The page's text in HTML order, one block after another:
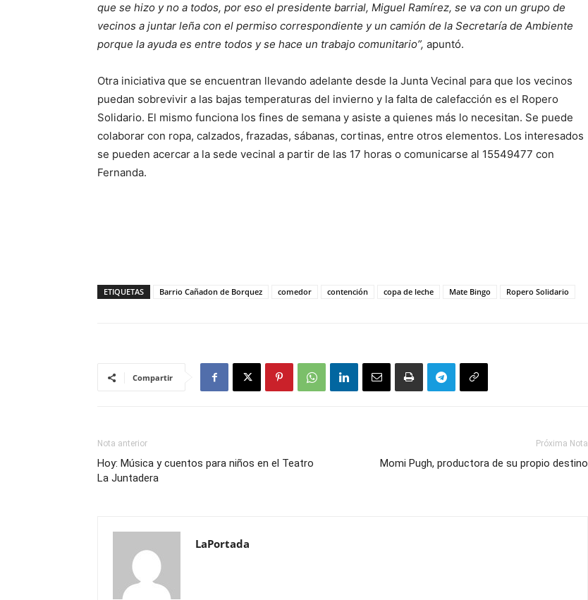
que se hizo y no a todos, por eso el presidente barrial, Miguel Ramírez, se va con un grupo de
vecinos a juntar leña con el permiso correspondiente y un camión de la Secretaría de Ambiente
porque la ayuda es entre todos y se hace un trabajo comunitario”, apuntó.
Otra iniciativa que se encuentran llevando adelante desde la Junta Vecinal para que los vecinos
puedan sobrevivir a las bajas temperaturas del invierno y la falta de calefacción es el Ropero
Solidario. El mismo funciona los fines de semana y asiste a quienes más lo necesitan. Se puede
colaborar con ropa, calzados, frazadas, sábanas, cortinas, entre otros elementos. Los interesados
se pueden acercar a la sede vecinal a partir de las 17 horas o comunicarse al 15549477 con
Fernanda.
ETIQUETAS Barrio Cañadon de Borquez comedor contención copa de leche Mate Bingo Ropero Solidario
Compartir
Nota anterior
Hoy: Música y cuentos para niños en el Teatro
La Juntadera
Próxima Nota
Momi Pugh, productora de su propio destino
LaPortada